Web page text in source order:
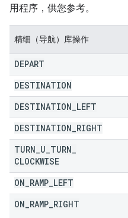
用程序，供您参考。
精细（导航）库操作
DEPART
DESTINATION
DESTINATION LEFT
DESTINATION RIGHT
TURN U TURN
CLOCKWISE
ON RAMP LEFT
ON RAMP RIGHT